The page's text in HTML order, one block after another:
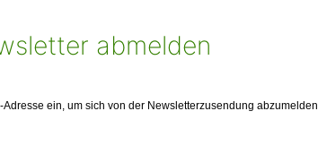
abmelden
ein, um sich von der Newsletterzusendung abzumelden.